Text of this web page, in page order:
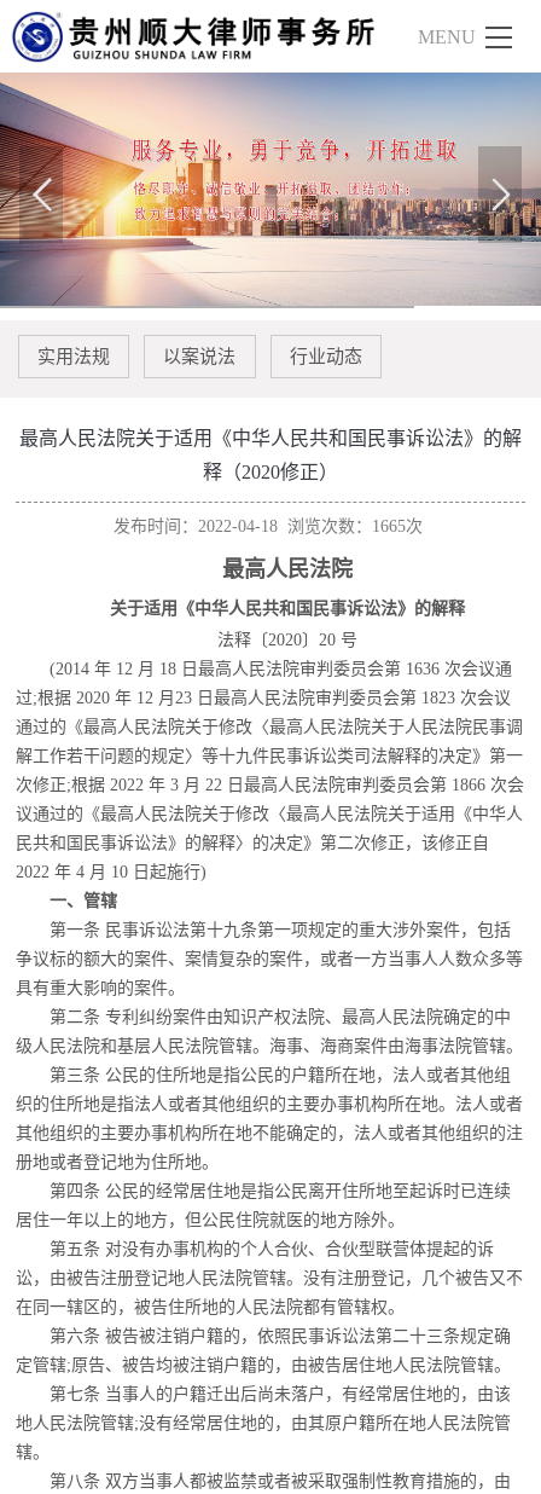
实用法规 以案说法 行业动态
最高人民法院关于适用《中华人民共和国民事诉讼法》的解
释（2020修正）
发布时间：2022-04-18 浏览次数：1665次
最高人民法院
关于适用《中华人民共和国民事诉讼法》的解释
法释〔2020〕20 号
(2014 年 12 月 18 日最高人民法院审判委员会第 1636 次会议通
过;根据 2020 年 12 月23 日最高人民法院审判委员会第 1823 次会议
通过的《最高人民法院关于修改〈最高人民法院关于人民法院民事调
解工作若干问题的规定〉等十九件民事诉讼类司法解释的决定》第一
次修正;根据 2022 年 3 月 22 日最高人民法院审判委员会第 1866 次会
议通过的《最高人民法院关于修改〈最高人民法院关于适用《中华人
民共和国民事诉讼法》的解释〉的决定》第二次修正，该修正自
2022 年 4 月 10 日起施行)
一、管辖
第一条 民事诉讼法第十九条第一项规定的重大涉外案件，包括
争议标的额大的案件、案情复杂的案件，或者一方当事人人数众多等
具有重大影响的案件。
第二条 专利纠纷案件由知识产权法院、最高人民法院确定的中
级人民法院和基层人民法院管辖。海事、海商案件由海事法院管辖。
第三条 公民的住所地是指公民的户籍所在地，法人或者其他组
织的住所地是指法人或者其他组织的主要办事机构所在地。法人或者
其他组织的主要办事机构所在地不能确定的，法人或者其他组织的注
册地或者登记地为住所地。
第四条 公民的经常居住地是指公民离开住所地至起诉时已连续
居住一年以上的地方，但公民住院就医的地方除外。
第五条 对没有办事机构的个人合伙、合伙型联营体提起的诉
讼，由被告注册登记地人 民法院管辖。没有注册登记，几个被告又不
在同一辖区的，被告住所地的人民法院都有管辖权。
第六条 被告被注销户籍的，依照民事诉讼法第二十三条规定确
定管辖;原告、被告均被注销户籍的，由被告居住地人民法院管辖。
第七条 当事人的户籍迁出后尚未落户，有经常居住地的，由该
地人民法院管辖;没有经常居住地的，由其原户籍所在地人民法院管
辖。
第八条 双方当事人都被监禁或者被采取强制性教育措施的，由